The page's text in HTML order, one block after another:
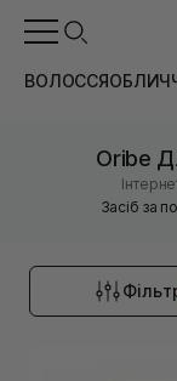
ВОЛОССЯ
Oribe
Засіб за